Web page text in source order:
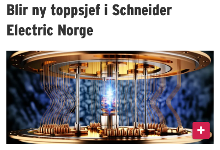
Blir ny toppsjef i Schneider
Electric Norge